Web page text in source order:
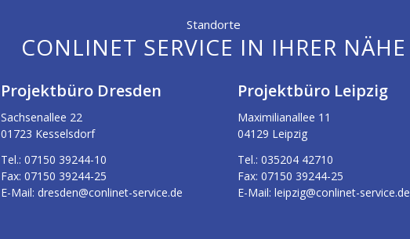
Standorte
CONLINET SERVICE IN IHRER NÄHE
Projektbüro Dresden
Sachsenallee 22
01723 Kesselsdorf
Tel.: 07150 39244-10
Fax: 07150 39244-25
E-Mail: dresden@conlinet-service.de
Projektbüro Leipzig
Maximilianallee 11
04129 Leipzig
Tel.: 035204 42710
Fax: 07150 39244-25
E-Mail: leipzig@conlinet-service.de